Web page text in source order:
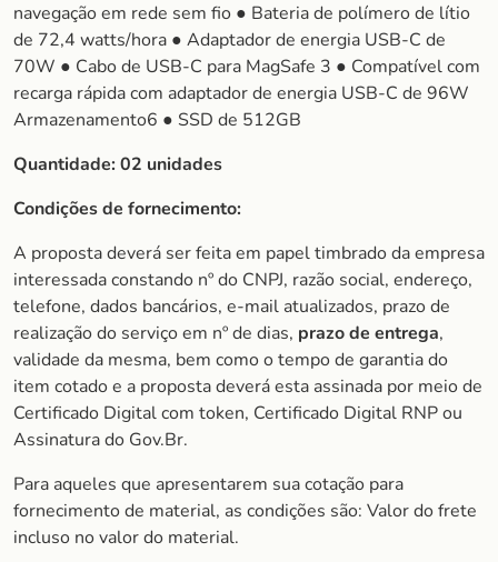
navegação em rede sem fio ● Bateria de polímero de lítio
de 72,4 watts/hora ● Adaptador de energia USB-C de
70W ● Cabo de USB-C para MagSafe 3 ● Compatível com
recarga rápida com adaptador de energia USB-C de 96W
Armazenamento6 ● SSD de 512GB
Quantidade: 02 unidades
Condições de fornecimento:
A proposta deverá ser feita em papel timbrado da empresa
interessada constando nº do CNPJ, razão social, endereço,
telefone, dados bancários, e-mail atualizados, prazo de
realização do serviço em nº de dias, prazo de entrega,
validade da mesma, bem como o tempo de garantia do
item cotado e a proposta deverá esta assinada por meio de
Certificado Digital com token, Certificado Digital RNP ou
Assinatura do Gov.Br.
Para aqueles que apresentarem sua cotação para
fornecimento de material, as condições são: Valor do frete
incluso no valor do material.